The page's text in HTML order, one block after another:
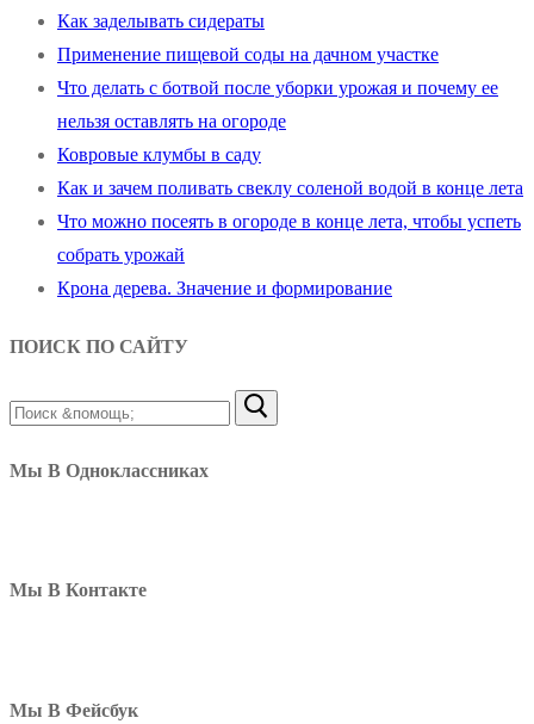
Как заделывать сидераты
Применение пищевой соды на дачном участке
Что делать с ботвой после уборки урожая и почему ее
нельзя оставлять на огороде
Ковровые клумбы в саду
Как и зачем поливать свеклу соленой водой в конце лета
Что можно посеять в огороде в конце лета, чтобы успеть
собрать урожай
Крона дерева. Значение и формирование
ПОИСК ПО САЙТУ
Найти:
Мы В Одноклассниках
Мы В Контакте
Мы В Фейсбук